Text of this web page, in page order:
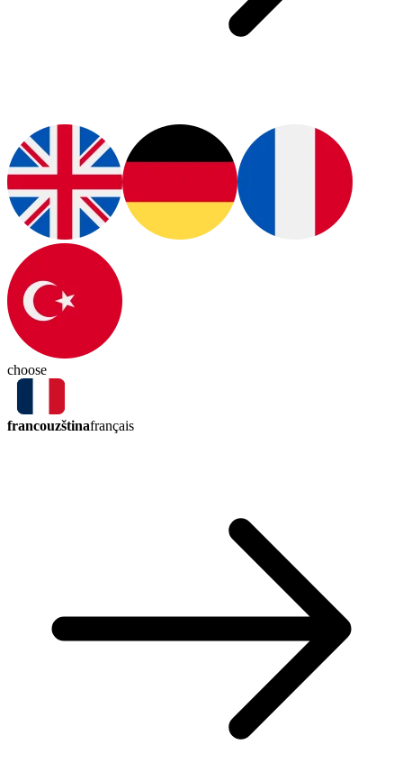
choose
francouzštinafrançais